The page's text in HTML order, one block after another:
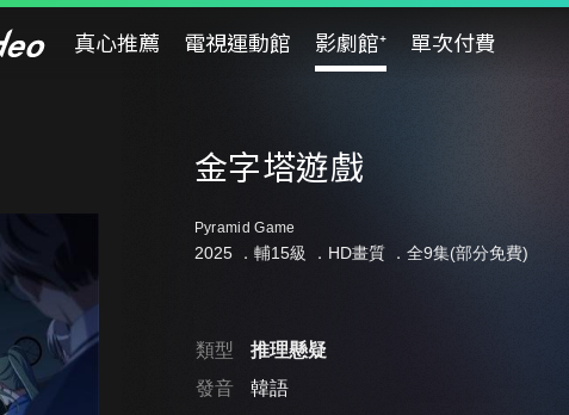
真心推薦 電視運動館 影劇館⁺ 單次付費
金字塔遊戲
Pyramid Game
2025 ． 輔15級 ．HD畫質 ．全9集(部分免費)
類型
推理懸疑
發音
韓語